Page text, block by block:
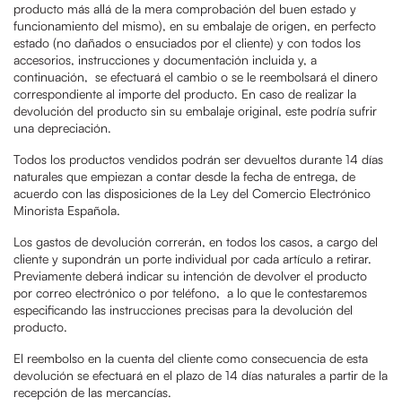
producto más allá de la mera comprobación del buen estado y
funcionamiento del mismo), en su embalaje de origen, en perfecto
estado (no dañados o ensuciados por el cliente) y con todos los
accesorios, instrucciones y documentación incluida y, a
continuación, se efectuará el cambio o se le reembolsará el dinero
correspondiente al importe del producto. En caso de realizar la
devolución del producto sin su embalaje original, este podría sufrir
una depreciación.
Todos los productos vendidos podrán ser devueltos durante 14 días
naturales que empiezan a contar desde la fecha de entrega, de
acuerdo con las disposiciones de la Ley del Comercio Electrónico
Minorista Española.
Los gastos de devolución correrán, en todos los casos, a cargo del
cliente y supondrán un porte individual por cada artículo a retirar.
Previamente deberá indicar su intención de devolver el producto
por correo electrónico o por teléfono, a lo que le contestaremos
especificando las instrucciones precisas para la devolución del
producto.
El reembolso en la cuenta del cliente como consecuencia de esta
devolución se efectuará en el plazo de 14 días naturales a partir de la
recepción de las mercancías.